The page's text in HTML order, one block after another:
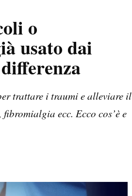
o
usato dai
trattare i traumi e alleviare il
ecc. Ecco cos’è e